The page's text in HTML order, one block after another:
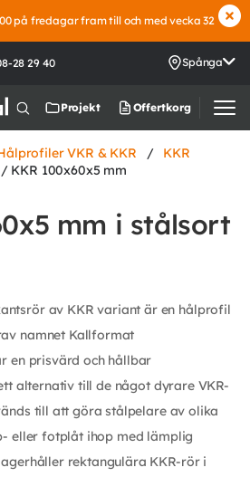
på fredagar fram till och med vecka 32
28 29 40 Spånga
Projekt Offertkorg
VKR & KKR /
KKR
/ KKR 100x60x5 mm
mm i stålsort
av KKR variant är en hålprofil
namnet Kallformat
en prisvärd och hållbar
alternativ till de något dyrare VKR-
till att göra stålpelare av olika
eller fotplåt ihop med lämplig
rektangulära KKR-rör i